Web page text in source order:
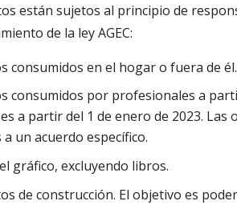
están sujetos al principio de
de la ley AGEC:
consumidos en el hogar o fuera de él.
consumidos por profesionales a
a partir del 1 de enero de 2023.
un acuerdo específico.
gráfico, excluyendo libros.
de construcción. El objetivo es